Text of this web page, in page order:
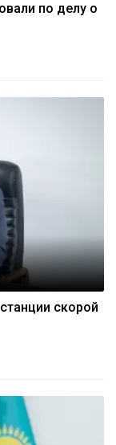
по делу о
скорой